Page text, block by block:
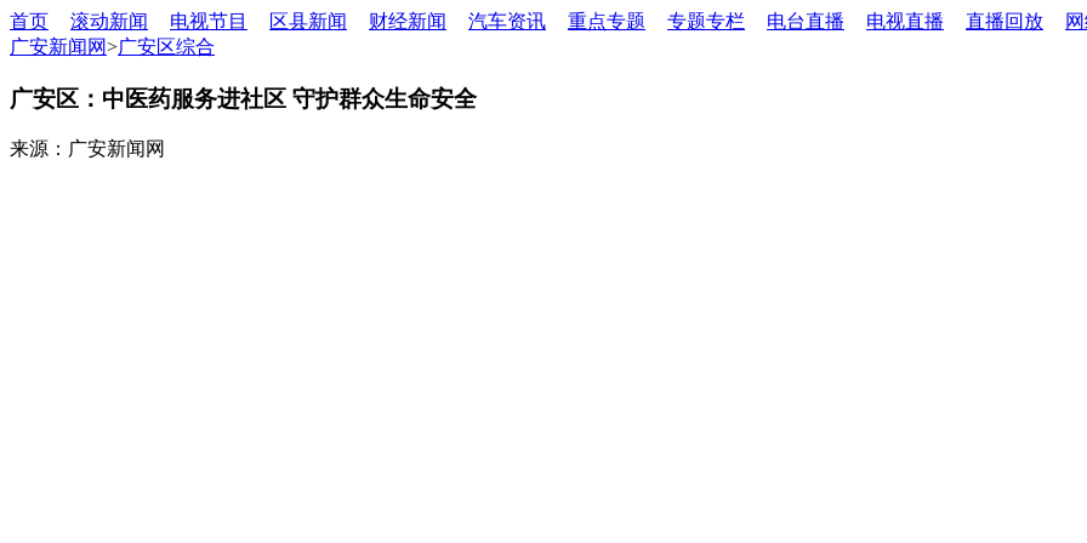
首页 滚动新闻 电视节目 区县新闻 财经新闻 汽车资讯 重点专题 专题专栏 电台直播 电视直播 直播回放
广安新闻网>广安区综合
广安区：中医药服务进社区 守护群众生命安全
来源：广安新闻网